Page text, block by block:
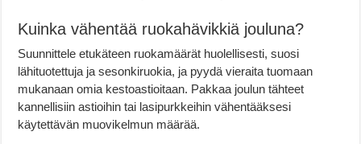
Kuinka vähentää ruokahävikkiä jouluna?
Suunnittele etukäteen ruokamäärät huolellisesti, suosi
lähituotettuja ja sesonkiruokia, ja pyydä vieraita tuomaan
mukanaan omia kestoastioitaan. Pakkaa joulun tähteet
kannellisiin astioihin tai lasipurkkeihin vähentääksesi
käytettävän muovikelmun määrää.